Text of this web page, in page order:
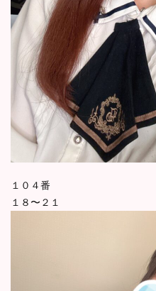
１０４番
１８〜２１